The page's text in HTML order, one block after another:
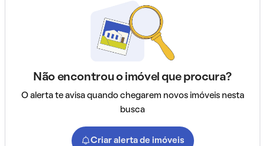
Não encontrou o imóvel que procura?
O alerta te avisa quando chegarem novos imóveis nesta
busca
Criar alerta de imóveis